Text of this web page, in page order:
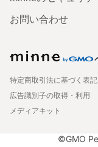
お問い合わせ
特定商取引法に基づく表記
広告識別子の取得・利用
メディアキット
©GMO